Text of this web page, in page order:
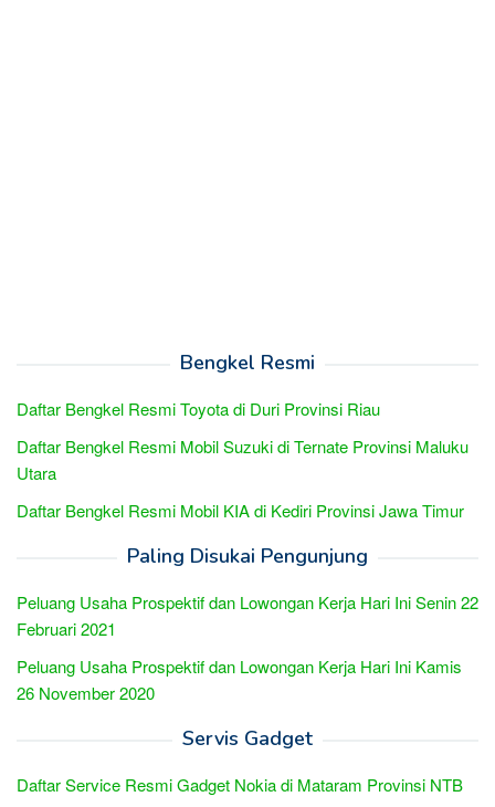
Bengkel Resmi
Daftar Bengkel Resmi Toyota di Duri Provinsi Riau
Daftar Bengkel Resmi Mobil Suzuki di Ternate Provinsi Maluku
Utara
Daftar Bengkel Resmi Mobil KIA di Kediri Provinsi Jawa Timur
Paling Disukai Pengunjung
Peluang Usaha Prospektif dan Lowongan Kerja Hari Ini Senin 22
Februari 2021
Peluang Usaha Prospektif dan Lowongan Kerja Hari Ini Kamis
26 November 2020
Servis Gadget
Daftar Service Resmi Gadget Nokia di Mataram Provinsi NTB